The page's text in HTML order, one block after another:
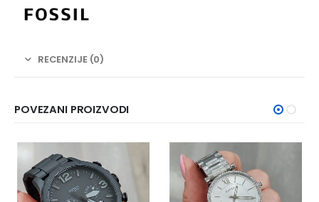
RECENZIJE (0)
POVEZANI PROIZVODI